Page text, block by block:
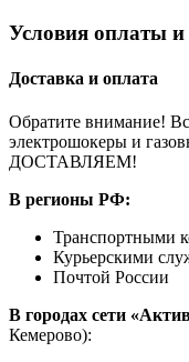
Условия оплаты и
Доставка и оплата
Обратите внимание!
электрошокеры и
ДОСТАВЛЯЕМ!
В регионы РФ:
Транспортными
Курьерскими
Почтой России
В городах сети
Кемерово):